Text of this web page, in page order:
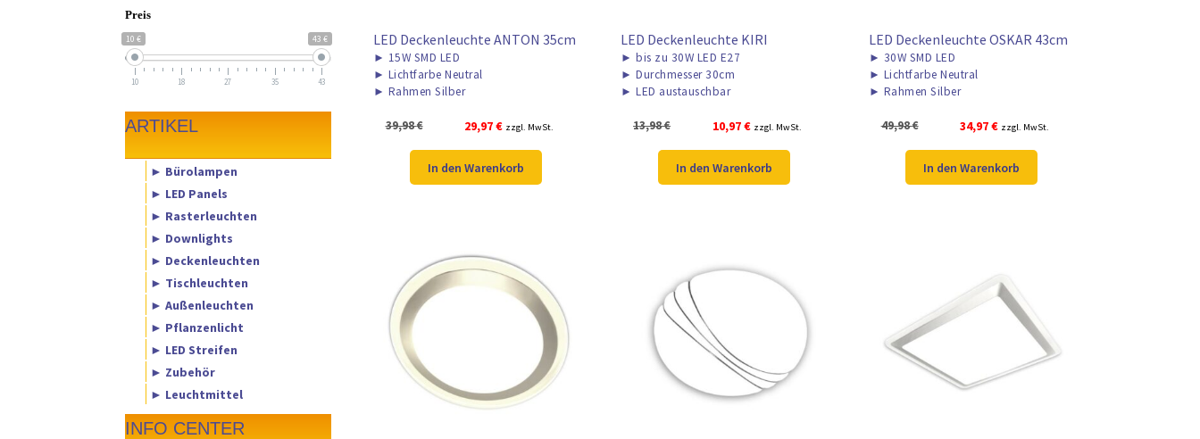
LED Deckenleuchte ANTON 35cm
► 15W SMD LED
► Lichtfarbe Neutral
► Rahmen Silber
39,98€
Ursprünglicher
war:
39,98 €
29,97€Aktueller
ist:
29,97 €.
zzgl. MwSt.
In den Warenkorb
LED Deckenleuchte KIRI
► bis zu 30W LED E27
► Durchmesser 30cm
► LED austauschbar
13,98€
Ursprünglicher
war:
13,98 €
10,97€Aktueller
ist:
10,97 €.
zzgl. MwSt.
In den Warenkorb
LED Deckenleuchte OSKAR 43cm
► 30W SMD LED
► Lichtfarbe Neutral
► Rahmen Silber
49,98€
Ursprünglicher
war:
49,98 €
34,97€Aktueller
ist:
34,97 €.
zzgl. MwSt.
In den Warenkorb
Preis
10 € 43 €
10 18 27 35 43
ARTIKEL
► Bürolampen
► LED Panels
► Rasterleuchten
► Downlights
► Deckenleuchten
► Tischleuchten
► Außenleuchten
► Pflanzenlicht
► LED Streifen
► Zubehör
► Leuchtmittel
INFO CENTER